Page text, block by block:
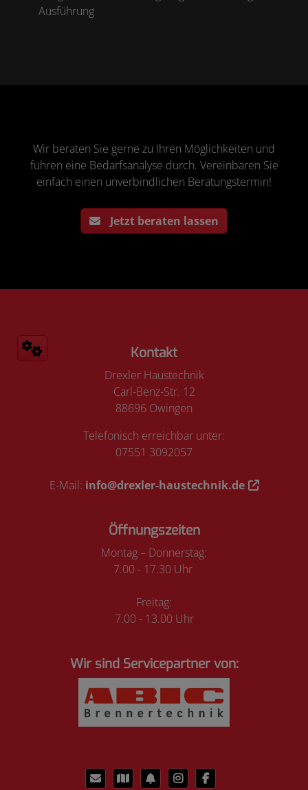
Ausführung
Wir beraten Sie gerne zu Ihren Möglichkeiten und
führen eine Bedarfsanalyse durch. Vereinbaren Sie
einfach einen unverbindlichen Beratungstermin!
Jetzt beraten lassen
Footer - Kontaktdaten und Öffnungszeiten
Kontakt
Drexler Haustechnik
Carl-Benz-Str. 12
88696 Owingen
Telefonisch erreichbar unter:
07551 3092057
E-Mail: info@drexler-haustechnik.de
Öffnungszeiten
Montag – Donnerstag:
7.00 - 17.30 Uhr
Freitag:
7.00 - 13.00 Uhr
Wir sind Servicepartner von: